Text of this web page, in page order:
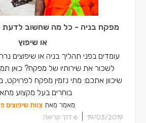
מפקח בניה - כל מה שחשוב לדעת
או שיפוץ
עומדים בפני תהליך בניה או שיפוצים
לשכור את שירותיו של מפקח? כאן
שיכוון אתכם: מתי נזמין מפקח לפרויקט,
בוחרים בעל מקצוע
מאמר מאת צוות שיפוצים
19/03/2019
6 דק' קריאה